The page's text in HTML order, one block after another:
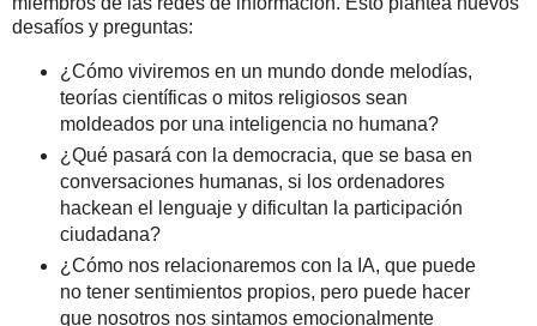
desafíos y preguntas:
¿Cómo viviremos en un mundo donde melodías,
teorías científicas o mitos religiosos sean
moldeados por una inteligencia no humana?
¿Qué pasará con la democracia, que se basa en
conversaciones humanas, si los ordenadores
hackean el lenguaje y dificultan la participación
ciudadana?
¿Cómo nos relacionaremos con la IA, que puede
no tener sentimientos propios, pero puede hacer
que nosotros nos sintamos emocionalmente